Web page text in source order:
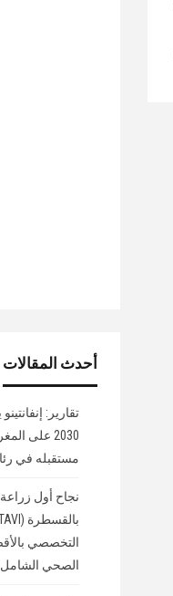
أحدث المقالات
تقارير:
2030 على
مستقبله في
نجاح أول
التخصصي
الصحي الشامل